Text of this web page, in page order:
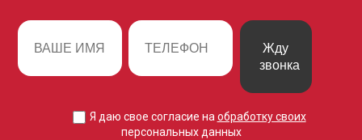
Жду
звонка
Я даю свое согласие на обработку своих
персональных данных